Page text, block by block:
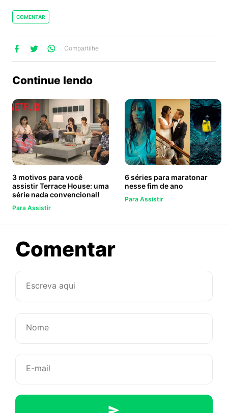
COMENTAR
Compartilhe
Continue lendo
3 motivos para você
assistir Terrace House: uma
série nada convencional!
Para Assistir
6 séries para maratonar
nesse fim de ano
Para Assistir
Comentarsobre
King